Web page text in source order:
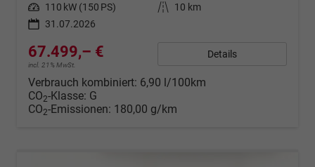
Leistung 110 kW (150 PS) Kilometerstand
10 km
31.07.2026
67.499,– €
incl. 21% MwSt.
Details
Verbrauch kombiniert: 6,90 l/100km
CO2-Klasse: G
CO2-Emissionen: 180,00 g/km